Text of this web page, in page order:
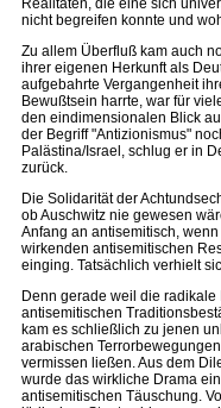
Realitäten, die eine sich
nicht begreifen konnte und
Zu allem Überfluß kam auch
ihrer eigenen Herkunft als
aufgebahrte Vergangenheit
Bewußtsein harrte, war für
den eindimensionalen Blick
der Begriff "Antizionismus"
Palästina/Israel, schlug er in
zurück.
Die Solidarität der
ob Auschwitz nie gewesen
Anfang an antisemitisch,
wirkenden antisemitischen
einging. Tatsächlich verhielt
Denn gerade weil die
antisemitischen
kam es schließlich zu jenen
arabischen
vermissen ließen. Aus dem
wurde das wirkliche Drama
antisemitischen Täuschung.